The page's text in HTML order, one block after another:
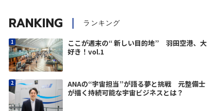
RANKING ランキング
ここが週末の“ 新しい目的地” 羽田空港、大
好き！vol.1
ANAの“宇宙担当”が語る夢と挑戦 元整備士
が描く持続可能な宇宙ビジネスとは？